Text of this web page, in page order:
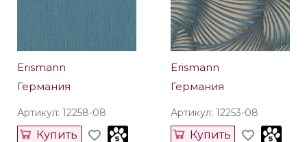
Erismann
Германия
Артикул: 12258-08
Купить
Erismann
Германия
Артикул: 12253-08
Купить